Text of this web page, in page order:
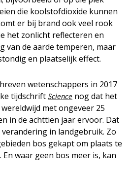
die koolstofdioxide kunnen
er bij brand ook veel rook
het zonlicht reflecteren en
van de aarde temperen, maar
en plaatselijk effect.
wetenschappers in 2017
tijdschrift Science nog dat het
met ongeveer 25
in de achttien jaar ervoor. Dat
in landgebruik. Zo
bos gekapt om plaats te
waar geen bos meer is, kan